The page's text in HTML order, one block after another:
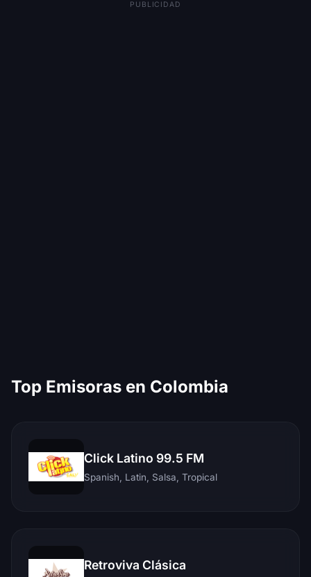
PUBLICIDAD
Top Emisoras en Colombia
Click Latino 99.5 FM
Spanish, Latin, Salsa, Tropical
Retroviva Clásica